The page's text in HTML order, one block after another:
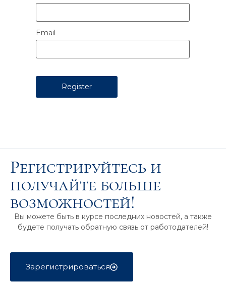
Email
Регистрируйтесь и
получайте больше
возможностей!
Вы можете быть в курсе последних новостей, а также
будете получать обратную связь от работодателей!
Зарегистрироваться